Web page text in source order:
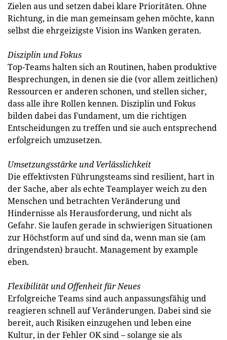
Zielen aus und setzen dabei klare Prioritäten. Ohne
Richtung, in die man gemeinsam gehen möchte, kann
selbst die ehrgeizigste Vision ins Wanken geraten.
Disziplin und Fokus
Top-Teams halten sich an Routinen, haben produktive
Besprechungen, in denen sie die (vor allem zeitlichen)
Ressourcen er anderen schonen, und stellen sicher,
dass alle ihre Rollen kennen. Disziplin und Fokus
bilden dabei das Fundament, um die richtigen
Entscheidungen zu treffen und sie auch entsprechend
erfolgreich umzusetzen.
Umsetzungsstärke und Verlässlichkeit
Die effektivsten Führungsteams sind resilient, hart in
der Sache, aber als echte Teamplayer weich zu den
Menschen und betrachten Veränderung und
Hindernisse als Herausforderung, und nicht als
Gefahr. Sie laufen gerade in schwierigen Situationen
zur Höchstform auf und sind da, wenn man sie (am
dringendsten) braucht. Management by example
eben.
Flexibilität und Offenheit für Neues
Erfolgreiche Teams sind auch anpassungsfähig und
reagieren schnell auf Veränderungen. Dabei sind sie
bereit, auch Risiken einzugehen und leben eine
Kultur, in der Fehler OK sind – solange sie als